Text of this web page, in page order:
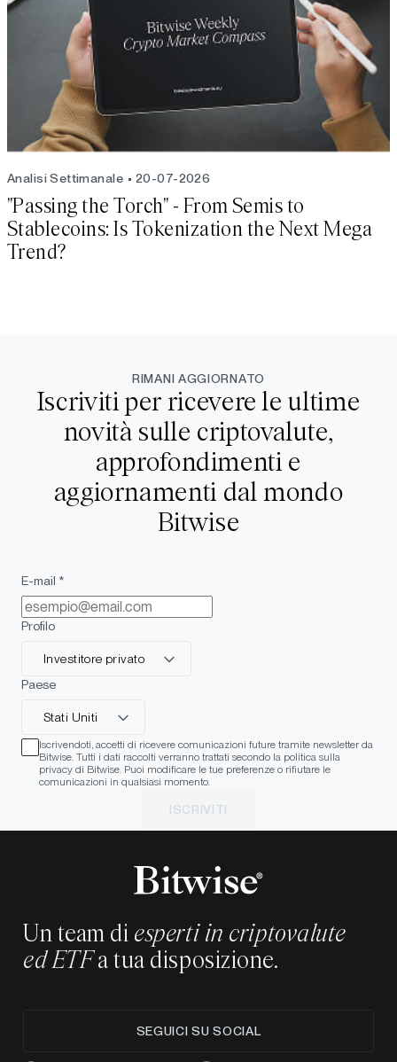
Analisi Settimanale 20-07-2026
"Passing the Torch" - From Semis to
Stablecoins: Is Tokenization the Next Mega
Trend?
RIMANI AGGIORNATO
Iscriviti per ricevere le ultime
novità sulle criptovalute,
approfondimenti e
aggiornamenti dal mondo
Bitwise
E-mail *
Profilo
Investitore privato
Paese
Stati Uniti
Iscrivendoti, accetti di ricevere comunicazioni future tramite newsletter da
Bitwise. Tutti i dati raccolti verranno trattati secondo la politica sulla
privacy di Bitwise. Puoi modificare le tue preferenze o rifiutare le
comunicazioni in qualsiasi momento.
ISCRIVITI
Un team di esperti in criptovalute
ed ETFa tua disposizione.
SEGUICI SU SOCIAL